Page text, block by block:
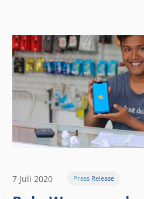
7 Juli 2020 Press Release